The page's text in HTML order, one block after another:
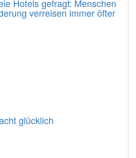
Hotels gefragt: Menschen
verreisen immer öfter
glücklich